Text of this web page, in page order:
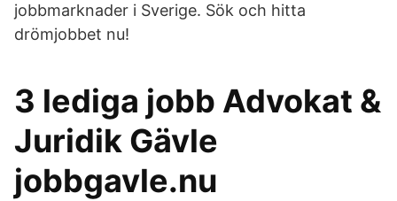
jobbmarknader i Sverige. Sök och hitta
drömjobbet nu!
3 lediga jobb Advokat &
Juridik Gävle
jobbgavle.nu